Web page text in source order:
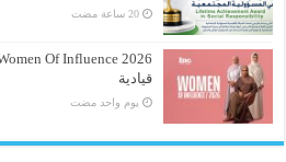
قيادية
‏يوم واحد مضت